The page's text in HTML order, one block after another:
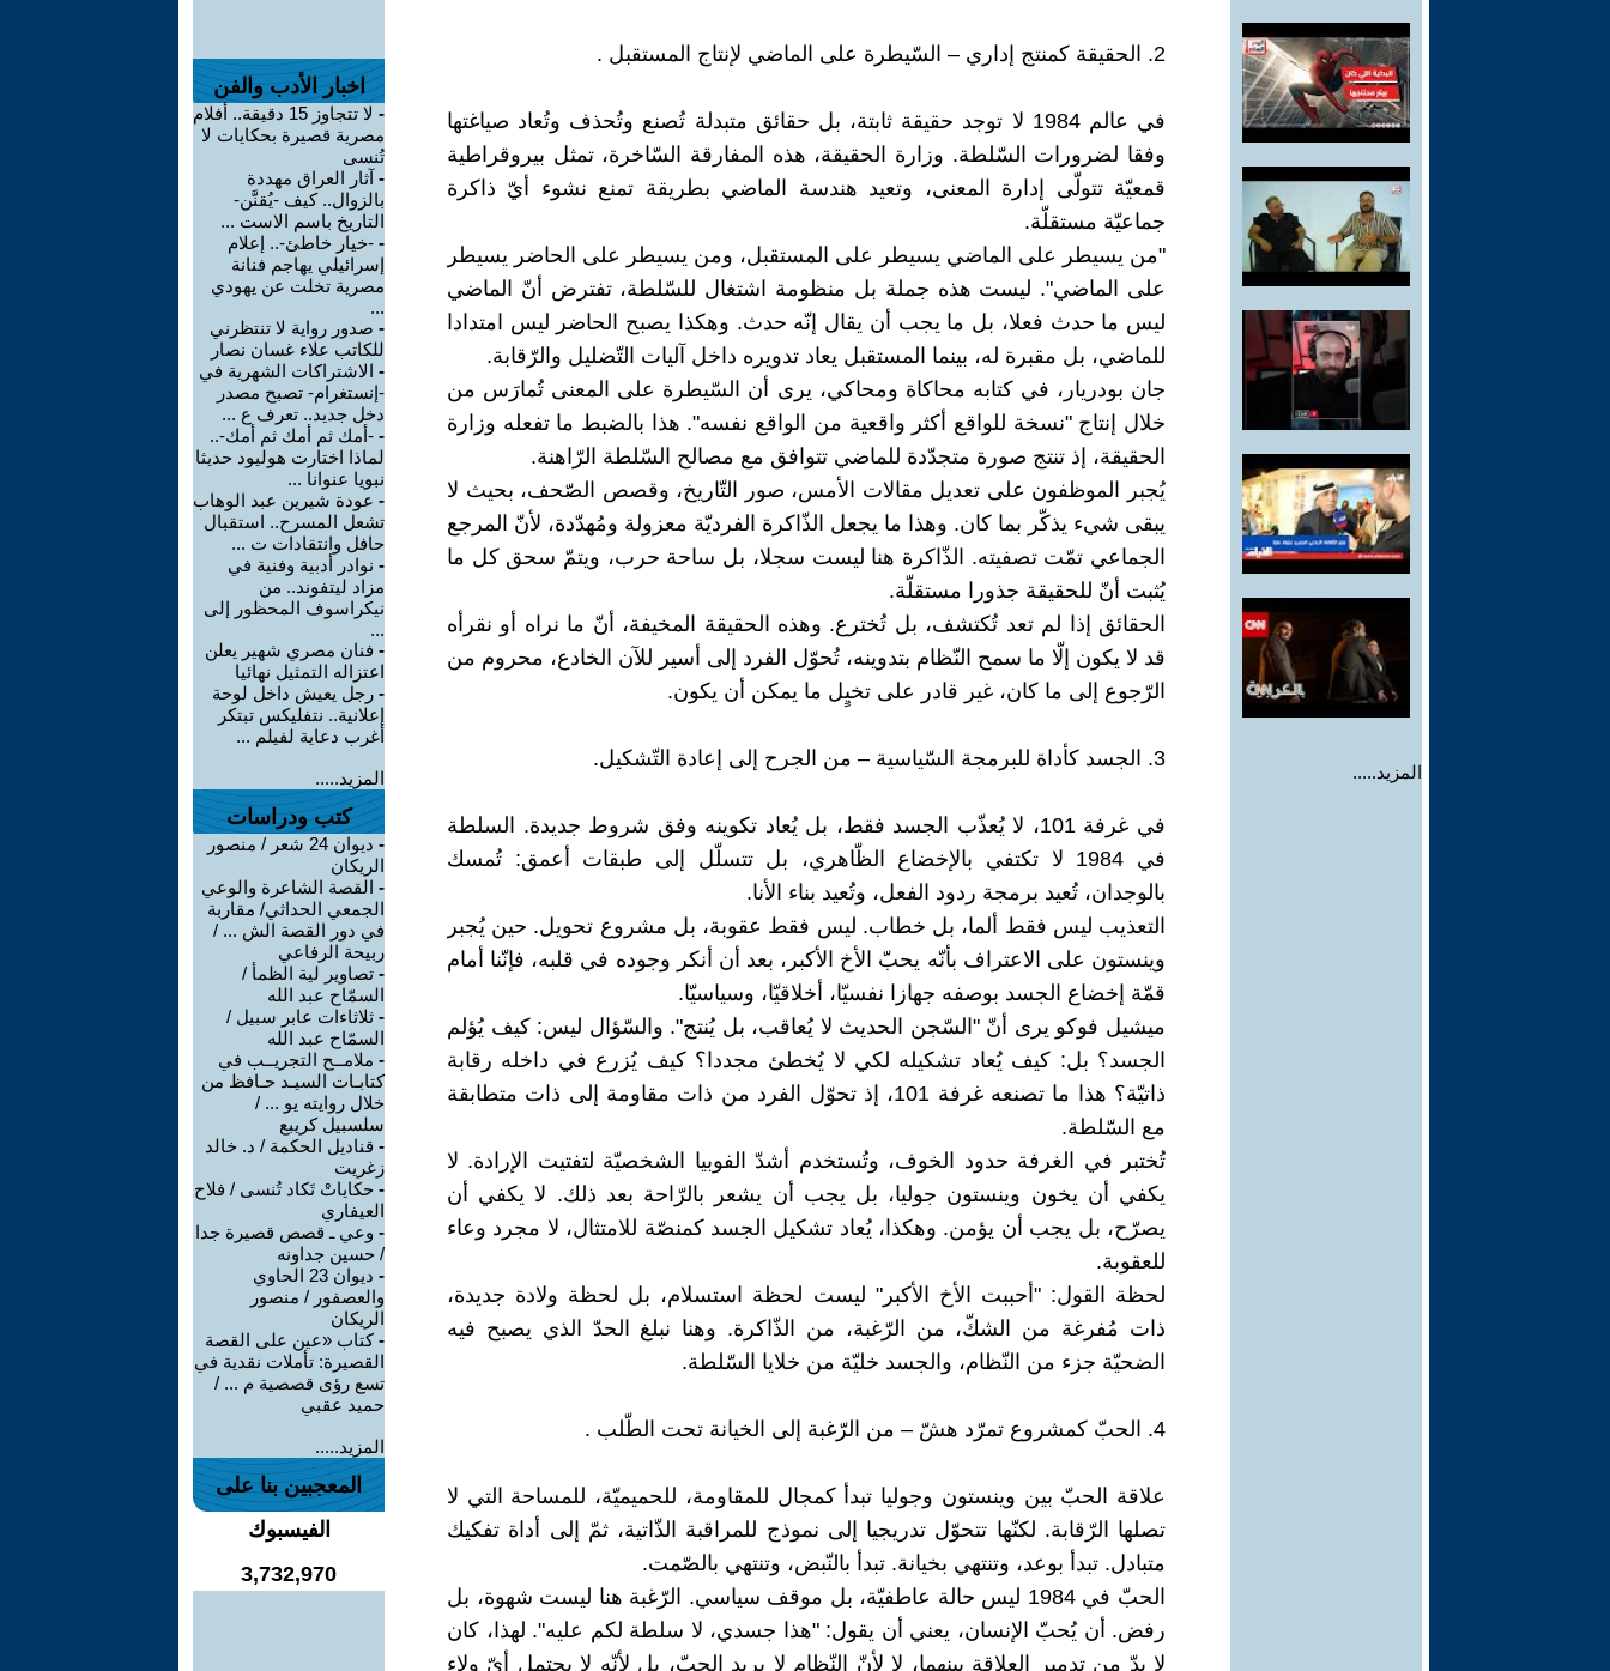
المزيد.....
2. الحقيقة كمنتج إداري – السّيطرة على الماضي لإنتاج المستقبل .
في عالم 1984 لا توجد حقيقة ثابتة، بل حقائق متبدلة تُصنع وتُحذف وتُعاد صياغتها
وفقا لضرورات السّلطة. وزارة الحقيقة، هذه المفارقة السّاخرة، تمثل بيروقراطية
قمعيّة تتولّى إدارة المعنى، وتعيد هندسة الماضي بطريقة تمنع نشوء أيّ ذاكرة
جماعيّة مستقلّة.
"من يسيطر على الماضي يسيطر على المستقبل، ومن يسيطر على الحاضر يسيطر
على الماضي". ليست هذه جملة بل منظومة اشتغال للسّلطة، تفترض أنّ الماضي
ليس ما حدث فعلا، بل ما يجب أن يقال إنّه حدث. وهكذا يصبح الحاضر ليس امتدادا
للماضي، بل مقبرة له، بينما المستقبل يعاد تدويره داخل آليات التّضليل والرّقابة.
جان بودريار، في كتابه محاكاة ومحاكي، يرى أن السّيطرة على المعنى تُمارَس من
خلال إنتاج "نسخة للواقع أكثر واقعية من الواقع نفسه". هذا بالضبط ما تفعله وزارة
الحقيقة، إذ تنتج صورة متجدّدة للماضي تتوافق مع مصالح السّلطة الرّاهنة.
يُجبر الموظفون على تعديل مقالات الأمس، صور التّاريخ، وقصص الصّحف، بحيث لا
يبقى شيء يذكّر بما كان. وهذا ما يجعل الذّاكرة الفرديّة معزولة ومُهدّدة، لأنّ المرجع
الجماعي تمّت تصفيته. الذّاكرة هنا ليست سجلا، بل ساحة حرب، ويتمّ سحق كل ما
يُثبت أنّ للحقيقة جذورا مستقلّة.
الحقائق إذا لم تعد تُكتشف، بل تُخترع. وهذه الحقيقة المخيفة، أنّ ما نراه أو نقرأه
قد لا يكون إلّا ما سمح النّظام بتدوينه، تُحوّل الفرد إلى أسير للآن الخادع، محروم من
الرّجوع إلى ما كان، غير قادر على تخيٍل ما يمكن أن يكون.
3. الجسد كأداة للبرمجة السّياسية – من الجرح إلى إعادة التّشكيل.
في غرفة 101، لا يُعذّب الجسد فقط، بل يُعاد تكوينه وفق شروط جديدة. السلطة
في 1984 لا تكتفي بالإخضاع الظّاهري، بل تتسلّل إلى طبقات أعمق: تُمسك
بالوجدان، تُعيد برمجة ردود الفعل، وتُعيد بناء الأنا.
التعذيب ليس فقط ألما، بل خطاب. ليس فقط عقوبة، بل مشروع تحويل. حين يُجبر
وينستون على الاعتراف بأنّه يحبّ الأخ الأكبر، بعد أن أنكر وجوده في قلبه، فإنّنا أمام
قمّة إخضاع الجسد بوصفه جهازا نفسيّا، أخلاقيّا، وسياسيّا.
ميشيل فوكو يرى أنّ "السّجن الحديث لا يُعاقب، بل يُنتج". والسّؤال ليس: كيف يُؤلم
الجسد؟ بل: كيف يُعاد تشكيله لكي لا يُخطئ مجددا؟ كيف يُزرع في داخله رقابة
ذاتيّة؟ هذا ما تصنعه غرفة 101، إذ تحوّل الفرد من ذات مقاومة إلى ذات متطابقة
مع السّلطة.
تُختبر في الغرفة حدود الخوف، وتُستخدم أشدّ الفوبيا الشخصيّة لتفتيت الإرادة. لا
يكفي أن يخون وينستون جوليا، بل يجب أن يشعر بالرّاحة بعد ذلك. لا يكفي أن
يصرّح، بل يجب أن يؤمن. وهكذا، يُعاد تشكيل الجسد كمنصّة للامتثال، لا مجرد وعاء
للعقوبة.
لحظة القول: "أحببت الأخ الأكبر" ليست لحظة استسلام، بل لحظة ولادة جديدة،
ذات مُفرغة من الشكّ، من الرّغبة، من الذّاكرة. وهنا نبلغ الحدّ الذي يصبح فيه
الضحيّة جزء من النّظام، والجسد خليّة من خلايا السّلطة.
4. الحبّ كمشروع تمرّد هشّ – من الرّغبة إلى الخيانة تحت الطّلب .
علاقة الحبّ بين وينستون وجوليا تبدأ كمجال للمقاومة، للحميميّة، للمساحة التي لا
تصلها الرّقابة. لكنّها تتحوّل تدريجيا إلى نموذج للمراقبة الذّاتية، ثمّ إلى أداة تفكيك
متبادل. تبدأ بوعد، وتنتهي بخيانة. تبدأ بالنّبض، وتنتهي بالصّمت.
الحبّ في 1984 ليس حالة عاطفيّة، بل موقف سياسي. الرّغبة هنا ليست شهوة، بل
رفض. أن يُحبّ الإنسان، يعني أن يقول: "هذا جسدي، لا سلطة لكم عليه". لهذا، كان
لا بدّ من تدمير العلاقة بينهما، لا لأنّ النّظام لا يريد الحبّ، بل لأنّه لا يحتمل أيّ ولاء
اخبار الأدب والفن
-
لا تتجاوز 15 دقيقة.. أفلام
مصرية قصيرة بحكايات لا
تُنسى
- آثار العراق مهددة
بالزوال.. كيف -يُقنَّن-
التاريخ باسم الاست ...
- -خيار خاطئ-.. إعلام
إسرائيلي يهاجم فنانة
مصرية تخلت عن يهودي
...
- صدور رواية لا تنتظرني
للكاتب علاء غسان نصار
- الاشتراكات الشهرية في
-إنستغرام- تصبح مصدر
دخل جديد.. تعرف ع ...
- -أمك ثم أمك ثم أمك-..
لماذا اختارت هوليود حديثا
نبويا عنوانا ...
- عودة شيرين عبد الوهاب
تشعل المسرح.. استقبال
حافل وانتقادات ت ...
- نوادر أدبية وفنية في
مزاد ليتفوند.. من
نيكراسوف المحظور إلى
...
- فنان مصري شهير يعلن
اعتزاله التمثيل نهائيا
- رجل يعيش داخل لوحة
إعلانية.. نتفليكس تبتكر
أغرب دعاية لفيلم ...
المزيد.....
كتب ودراسات
-
ديوان 24 شعر / منصور
الريكان
- القصة الشاعرة والوعي
الجمعي الحداثي/ مقاربة
في دور القصة الش ... /
ربيحة الرفاعي
- تصاوير لية الظمأ /
السمّاح عبد الله
- ثلاثاءات عابر سبيل /
السمّاح عبد الله
- ملامــح التجريــب في
كتابـات السيـد حـافظ من
خلال روايته يو ... /
سلسبيل كريبع
- قناديل الحكمة / د. خالد
زغريت
- حكاياتْ تَكاد تُنسى / فلاح
العيفاري
- وعي ـ قصص قصيرة جدا
/ حسين جداونه
-
ديوان 23 الحاوي
والعصفور / منصور
الريكان
-كتاب «عين على القصة
القصيرة: تأملات نقدية في
تسع رؤى قصصية م ... /
حميد عقبي
المزيد.....
المعجبين بنا على
الفيسبوك
3,732,970